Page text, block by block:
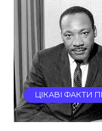
ЦІКАВІ ФАКТИ